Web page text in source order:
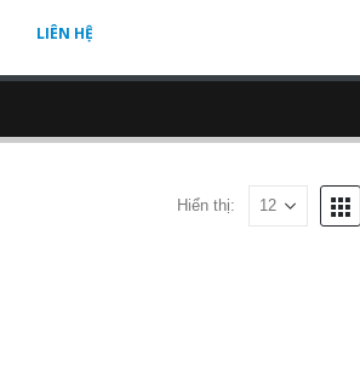
LIÊN HỆ
Hiển thị: